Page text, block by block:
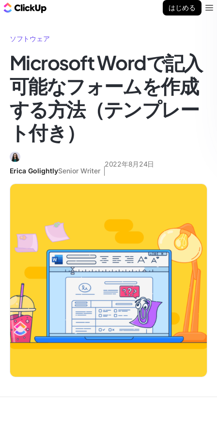
はじめる
ソフトウェア
Microsoft Wordで記入
可能なフォームを作成
する方法（テンプレー
ト付き）
Erica GolightlySenior Writer
2022年8月24日